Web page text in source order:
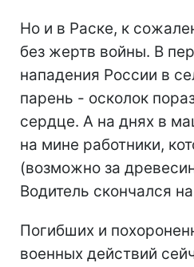
Но и в Раске, к
без жертв войны. В
нападения России в
парень - осколок
сердце. А на днях в
на мине работники,
(возможно за
Водитель скончался
Погибших и
военных действий